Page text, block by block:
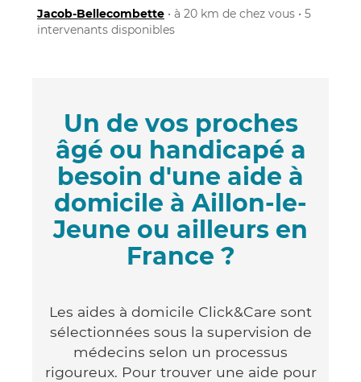
Jacob-Bellecombette • à 20 km de chez vous • 5
intervenants disponibles
Un de vos proches
âgé ou handicapé a
besoin d'une aide à
domicile à Aillon-le-
Jeune ou ailleurs en
France ?
Les aides à domicile Click&Care sont
sélectionnées sous la supervision de
médecins selon un processus
rigoureux. Pour trouver une aide pour